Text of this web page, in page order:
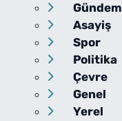
Gündem
Asayiş
Spor
Politika
Çevre
Genel
Yerel